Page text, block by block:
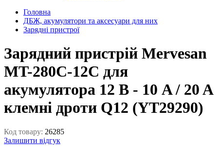
Головна
ДБЖ, акумулятори та аксесуари для них
Зарядні пристрої
Зарядний пристрій Mervesan
MT-280C-12C для
акумулятора 12 В - 10 A / 20 A
клемні дроти Q12 (YT29290)
Код товару: 26285
Залишити відгук